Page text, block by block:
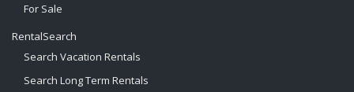
For Sale
RentalSearch
Search Vacation Rentals
Search Long Term Rentals